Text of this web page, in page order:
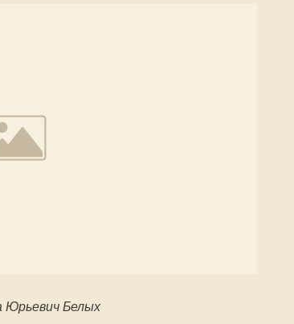
Юрьевич Белых